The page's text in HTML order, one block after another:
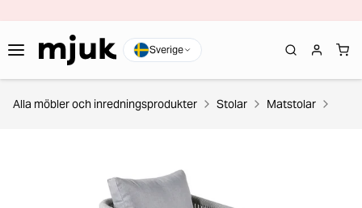
Sverige
Alla möbler och inredningsprodukter Stolar Matstolar